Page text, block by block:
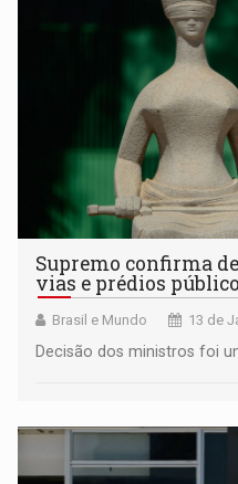
Supremo confirma
vias e prédios
Brasil e Mundo 13 de
Decisão dos ministros foi